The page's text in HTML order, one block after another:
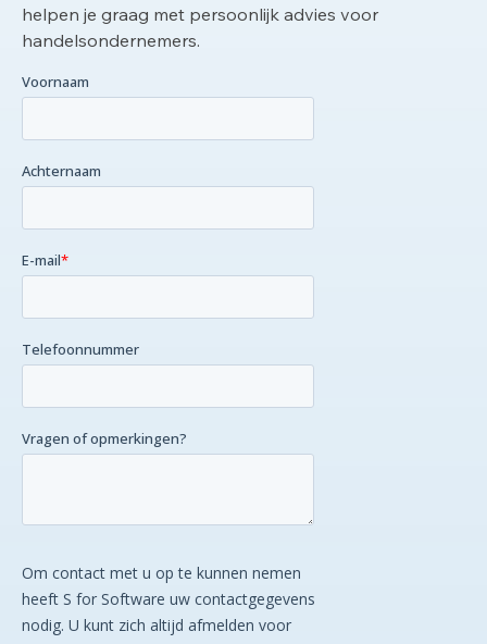
helpen je graag met persoonlijk advies voor
handelsondernemers.